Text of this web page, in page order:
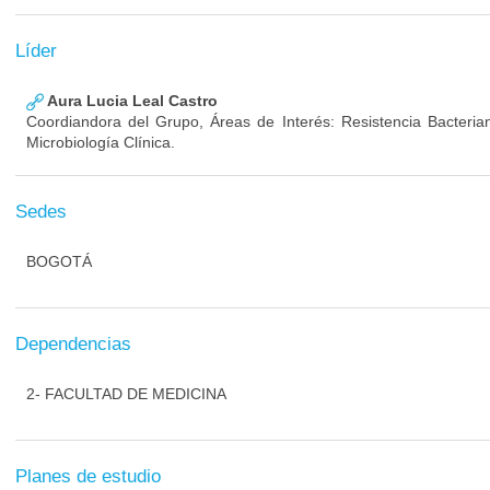
Líder
Aura Lucia Leal Castro
Coordiandora del Grupo, Áreas de Interés: Resistencia
Microbiología Clínica.
Sedes
BOGOTÁ
Dependencias
2- FACULTAD DE MEDICINA
Planes de estudio